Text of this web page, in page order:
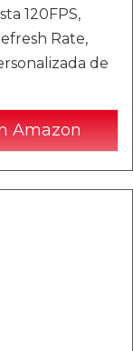
120FPS,
Rate,
de
Amazon